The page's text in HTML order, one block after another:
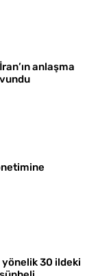
anlaşma
30 ildeki